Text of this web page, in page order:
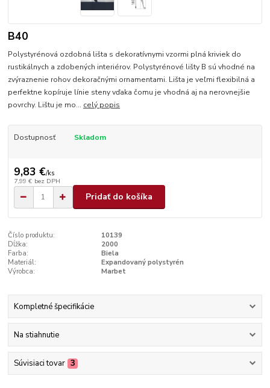
B40
Polystyrénová ozdobná lišta s dekoratívnymi vzormi plná kriviek do
rustikálnych a zdobených interiérov. Polystyrénové lišty B sú vhodné na
zvýraznenie rohov dekoračnými ornamentami. Lišta je veľmi flexibilná a
perfektne kopíruje línie steny vďaka čomu je vhodná aj na nerovnejšie
povrchy. Lištu je mo... celý popis
Dostupnosť Skladom
9,83 €/ks
7,99 € bez DPH
Pridať do košíka
Číslo produktu:
10139
Dĺžka:
2000
Farba:
Biela
Materiál:
Expandovaný polystyrén
Výrobca:
Marbet
Kompletné špecifikácie
Na stiahnutie
Súvisiaci tovar 3